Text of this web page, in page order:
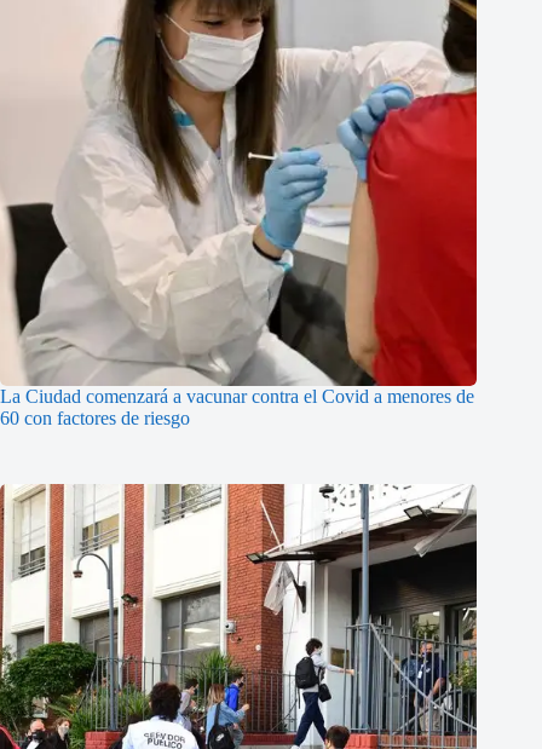
La Ciudad comenzará a vacunar contra el Covid a menores de
60 con factores de riesgo